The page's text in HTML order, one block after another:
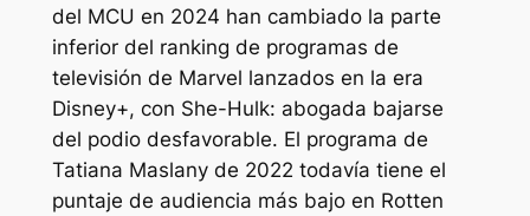
del MCU en 2024 han cambiado la parte
inferior del ranking de programas de
televisión de Marvel lanzados en la era
Disney+, con She-Hulk: abogada bajarse
del podio desfavorable. El programa de
Tatiana Maslany de 2022 todavía tiene el
puntaje de audiencia más bajo en Rotten